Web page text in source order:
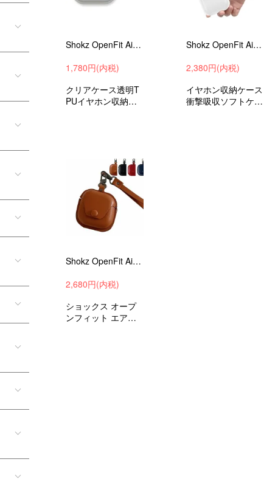
Shokz OpenFit Air クリアケース 透明 TPU シンプル カラビナ付き 保護カバー おすすめ おしゃれ カバー 傷防止 ケース
1,780円(内税)
クリアケース透明T
PUイヤホン収納ケ
バー落下防止アクセ
サリーおすすめ
Shokz OpenFit Air ケース シリコン シンプル ストラップ付き ハンド紐 ストラップ 長さ調節可能 保護カバー ワイヤレスイヤホン
2,380円(内税)
イヤホン収納ケース
衝撃吸収ソフトケー
Shokz OpenFit Air ケース PUレザー カバー ビンテージ風 シンプル ストラップ付き 充電穴付き シンプル おしゃれ 傷防止 かわいい 保護カバー 保護ケース レザーケース
2,680円(内税)
ショックス オープ
ンフィット エアー